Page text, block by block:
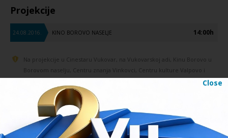
Close
Projekcije
24.08.2016. KINO BOROVO NASELJE 14:00h
Na projekcije u Cinestaru Vukovar, na Vukovarskoj adi, Kinu Borovo u
Borovom naselju, Centru znanja Vinkovci, Centru kulture Valpovo i
Muzeju vučedolske kulture ulaz je slobodan. Ulaznice za Terasu
agencije za vodne putove i Perivoj dvorca Eltz mogu se kupiti svaki dan
tijekom trajanja festivala. Cijena je 15 HRK. Više informacija o
ulaznicama.